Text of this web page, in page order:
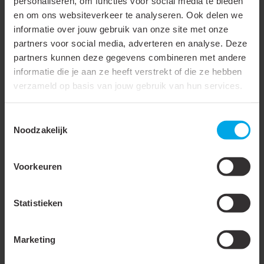
en om ons websiteverkeer te analyseren. Ook delen we
informatie over jouw gebruik van onze site met onze
partners voor social media, adverteren en analyse. Deze
partners kunnen deze gegevens combineren met andere
informatie die je aan ze heeft verstrekt of die ze hebben
verzameld op basis van jouw gebruik van hun services.
Noodzakelijk
Voorkeuren
Statistieken
Marketing
Breedte (W)
4.8 mm
Diameter (D)
5.7 mm
Trilling vast / met extra
binnenbus / super pidg
Extra wijde ingang
Verpakking
Met inspectiegat